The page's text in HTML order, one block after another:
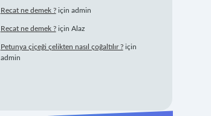
Recat ne demek ?için admin
Recat ne demek ?için Alaz
Petunya çiçeği çelikten nasıl çoğaltılır ?için
admin